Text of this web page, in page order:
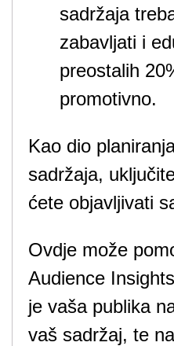
sadržaja
zabavljati i
preostalih
promotivno.
Kao dio
sadržaja,
ćete objavljivati
Ovdje može
Audience
je vaša publika
vaš sadržaj, te